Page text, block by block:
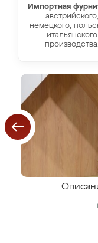
Импортная
австрийского,
немецкого,
итальянского
производства.